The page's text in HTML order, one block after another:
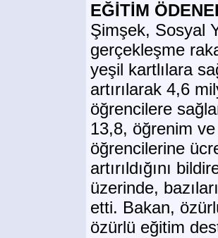
EĞİTİM
Şimşek, Sosyal
gerçekleşme
yeşil kartlılara
artırılarak 4,6
öğrencilere
13,8, öğrenim
öğrencilerine
artırıldığını
üzerinde,
etti. Bakan,
özürlü eğitim